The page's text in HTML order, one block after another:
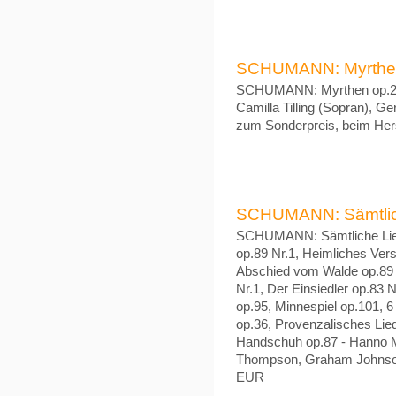
SCHUMANN:
SCHUMANN: Myrthen
Camilla Tilling (Sopran),
zum Sonderpreis, beim
SCHUMANN:
SCHUMANN: Sämtliche
op.89 Nr.1, Heimliches
Abschied vom Walde
Nr.1, Der Einsiedler op.83
op.95, Minnespiel op.101,
op.36, Provenzalisches
Handschuh op.87 - Hanno
Thompson, Graham
EUR